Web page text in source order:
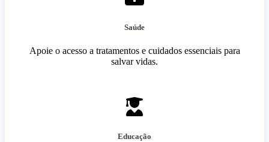
Saúde
Apoie o acesso a tratamentos e cuidados essenciais para
salvar vidas.
Educação